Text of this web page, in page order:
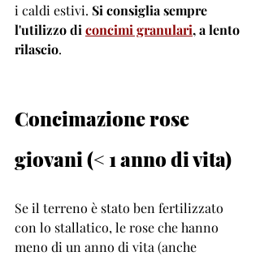
i caldi estivi. Si consiglia sempre
l'utilizzo di concimi granulari, a lento
rilascio.
Concimazione rose
giovani (< 1 anno di vita)
Se il terreno è stato ben fertilizzato
con lo stallatico, le rose che hanno
meno di un anno di vita (anche